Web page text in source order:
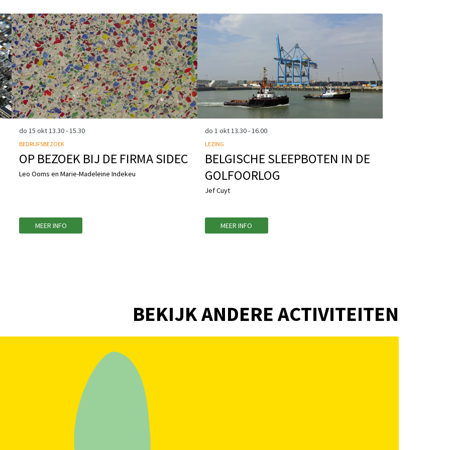
OP BEZOEK BIJ DE FIRMA SIDEC
Leo Ooms en Marie-Madeleine Indekeu
BEDRIJFSBEZOEK
do 15 okt13.30 - 15.30
MEER INFO
BELGISCHE SLEEPBOTEN IN DE
GOLFOORLOG
Jef Cuyt
LEZING
do 1 okt13.30 - 16.00
MEER INFO
BEKIJK ANDERE ACTIVITEITEN